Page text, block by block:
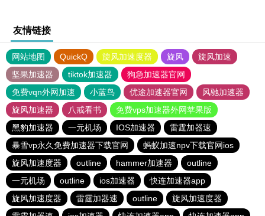
友情链接
网站地图 QuickQ 旋风加速度器 旋风
旋风加速
坚果加速器
tiktok加速器
狗急加速器官网
免费vqn外网加速
小蓝鸟 优途加速器官网
风驰加速器
旋风加速器
八戒看书
免费vps加速器外网苹果版
黑豹加速器
一元机场 IOS加速器
雷霆加器速
暴雪vp永久免费加速器下载官网
蚂蚁加速npv下载官网ios
旋风加速度器
outline hammer加速器
outline
一元机场
outline ios加速器
快连加速器app
旋风加速度器
雷霆加器速 outline
旋风加速度器